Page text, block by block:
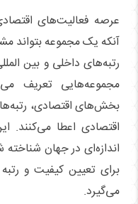
عرصه فعالیت‌های
آنکه یک مجموعه بتواند
رتبه‌های داخلی و بین
مجموعه‌هایی تعریف
بخش‌های اقتصادی،
اقتصادی اعطا می‌کنند.
اندازه‌ای در جهان
برای تعیین کیفیت و
می‌گیرد.